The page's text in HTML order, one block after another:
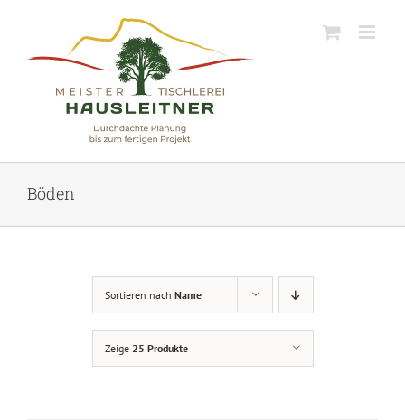
Böden
Sortieren nach Name
Zeige 25 Produkte